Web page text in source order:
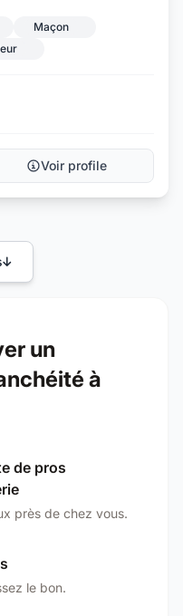
Maçon
Voir profile
un
à
de pros
près de chez vous.
le bon.